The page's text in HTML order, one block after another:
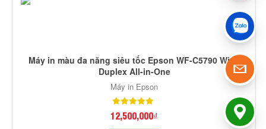
Máy in màu đa năng siêu tốc Epson WF-C5790 Wi-Fi
Duplex All-in-One
Máy in Epson
12,500,000₫